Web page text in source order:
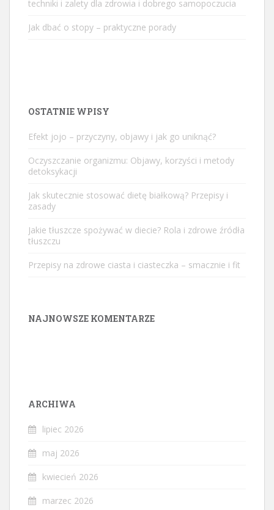
techniki i zalety dla zdrowia i dobrego samopoczucia
Jak dbać o stopy – praktyczne porady
OSTATNIE WPISY
Efekt jojo – przyczyny, objawy i jak go uniknąć?
Oczyszczanie organizmu: Objawy, korzyści i metody
detoksykacji
Jak skutecznie stosować dietę białkową? Przepisy i
zasady
Jakie tłuszcze spożywać w diecie? Rola i zdrowe źródła
tłuszczu
Przepisy na zdrowe ciasta i ciasteczka – smacznie i fit
NAJNOWSZE KOMENTARZE
ARCHIWA
lipiec 2026
maj 2026
kwiecień 2026
marzec 2026